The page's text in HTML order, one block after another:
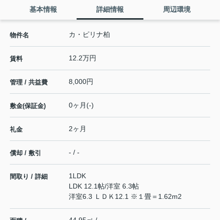
基本情報 詳細情報 周辺環境
物件名 カ・ピリナ柏
賃料 12.2万円
管理 / 共益費 8,000円
敷金(保証金) 0ヶ月(-)
礼金 2ヶ月
償却 / 敷引 - / -
間取り / 詳細
1LDK
LDK 12.1帖/洋室 6.3帖
洋室6.3 ＬＤＫ12.1 ※１畳＝1.62m2